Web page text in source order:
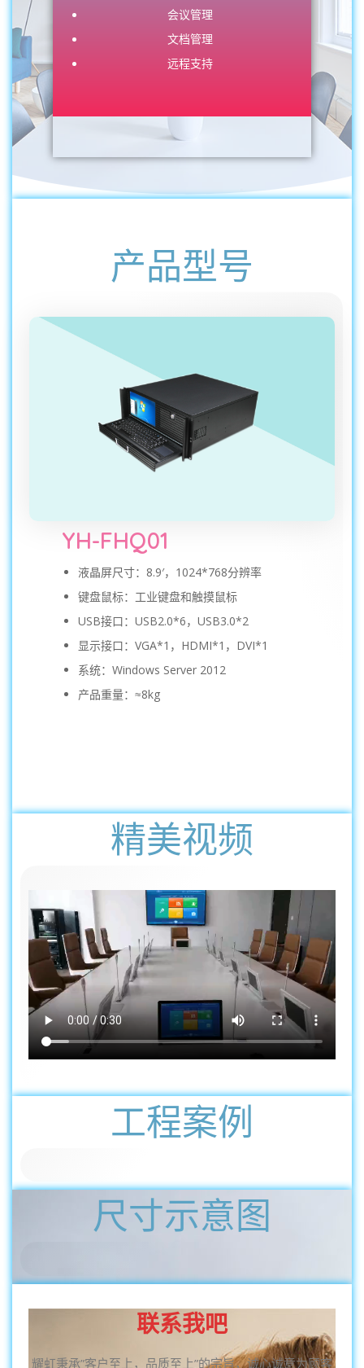
会议管理
文档管理
远程支持
产品型号
YH-FHQ01
液晶屏尺寸：8.9′，1024*768分辨率
键盘鼠标：工业键盘和触摸鼠标
USB接口：USB2.0*6，USB3.0*2
显示接口：VGA*1，HDMI*1，DVI*1
系统：Windows Server 2012
产品重量：≈8kg
精美视频
工程案例
尺寸示意图
联系我吧
耀虹秉承”客户至上，品质至上”的宗旨，诚心诚意为顾客